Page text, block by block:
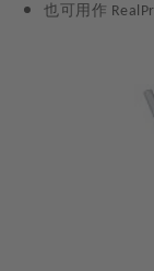
也可用作